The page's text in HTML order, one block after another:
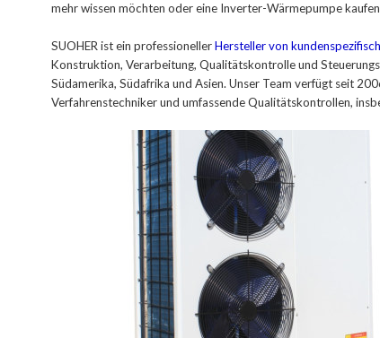
mehr wissen möchten oder eine Inverter-Wärmepumpe
SUOHER ist ein professionellerHersteller von
Konstruktion, Verarbeitung, Qualitätskontrolle und
Südamerika, Südafrika und Asien. Unser Team verfügt seit
Verfahrenstechniker und umfassende Qualitätskontrollen,